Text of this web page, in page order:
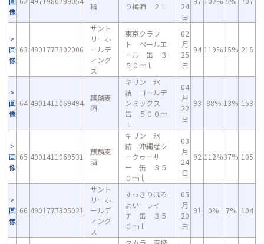
像
精
り梅酒 ２Ｌ
24
日
画
像
63 4901777302006
サント
リーホ
ールデ
ィング
ス
東京クラフ
ト ペールエ
ール 缶 ３
５０ｍｌ
02
月
25
日
94 119%15% 216
画
像
64 4901411069494
麒麟麦
酒
キリン 氷
結 ゴールデ
ンミックス
缶 ５００ｍ
ｌ
04
月
22
日
93 88% 13% 153
画
像
65 4901411069531
麒麟麦
酒
キリン 氷
結 沖縄産シ
ークヮーサ
ー 缶 ３５
０ｍｌ
03
月
24
日
92 112%37% 105
画
像
66 4901777305021
サント
リーホ
ールデ
ィング
ス
すっきりほろ
よい ライ
チ 缶 ３５
０ｍｌ
05
月
20
日
91 0% 7% 104